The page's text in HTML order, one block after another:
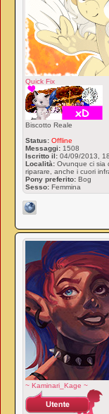
Quick Fix
Biscotto Reale
Status: Offline
Messaggi: 1508
Iscritto il: 04/09/2013,
Località: Ovunque ci sia
riparare, anche i cuori
Pony preferito: Bog
Sesso: Femmina
~ Kaminari_Kage ~